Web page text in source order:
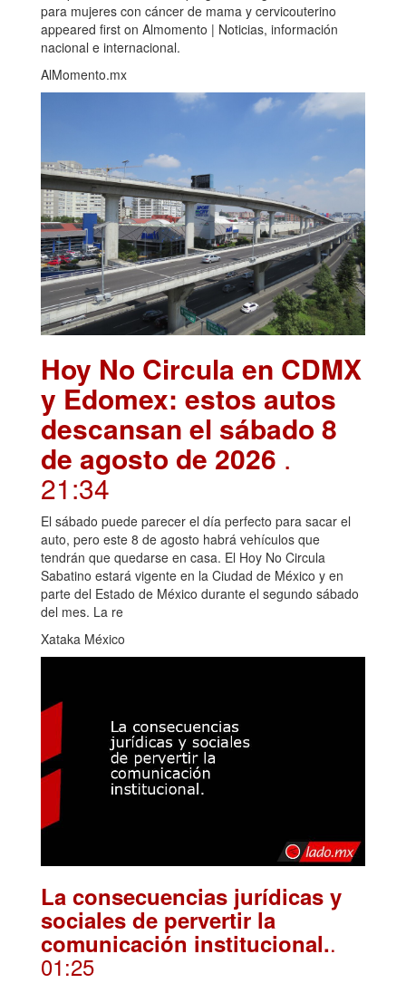
para mujeres con cáncer de mama y cervicouterino
appeared first on Almomento | Noticias, información
nacional e internacional.
AlMomento.mx
Hoy No Circula en CDMX
y Edomex: estos autos
descansan el sábado 8
de agosto de 2026 .
21:34
El sábado puede parecer el día perfecto para sacar el
auto, pero este 8 de agosto habrá vehículos que
tendrán que quedarse en casa. El Hoy No Circula
Sabatino estará vigente en la Ciudad de México y en
parte del Estado de México durante el segundo sábado
del mes. La re
Xataka México
La consecuencias jurídicas y
sociales de pervertir la
comunicación institucional..
01:25